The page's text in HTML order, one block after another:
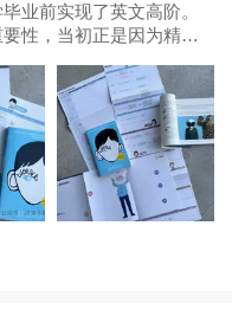
业前实现了英文高阶。
性，当初正是因为精读